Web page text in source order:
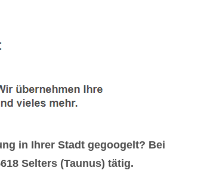
in Ihrer Stadt gegoogelt? Bei
Selters (Taunus) tätig.